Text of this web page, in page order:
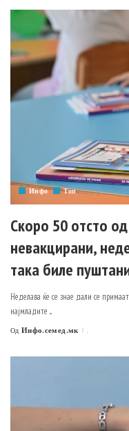
Инфо Топ
Скоро 50 отсто
невакцирани,
така биле
Неделава ќе се знае дали се
најмладите ...
Posted
Од Инфо.семед.мк .